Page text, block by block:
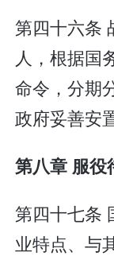
第四十六条
人，根据国
命令，分期
政府妥善安置
第八章 服役
第四十七条
业特点、与